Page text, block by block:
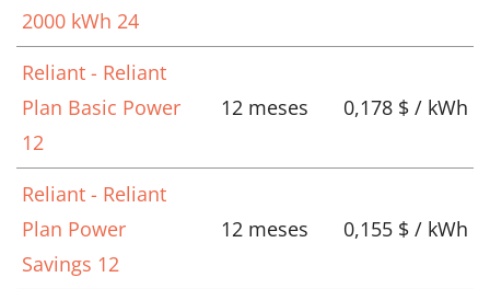
2000 kWh 24
Reliant - Reliant
Plan Basic Power
12
12 meses 0,178 $ / kWh
Reliant - Reliant
Plan Power
Savings 12
12 meses 0,155 $ / kWh